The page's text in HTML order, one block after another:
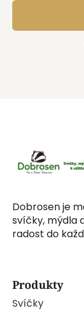
Dobrosen je
svíčky, mýdla
radost do
Produkty
Svíčky